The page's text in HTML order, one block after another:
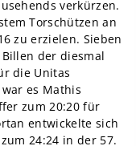
verkürzen.
Torschützen an
zu erzielen. Sieben
der diesmal
die Unitas
es Mathis
zum 20:20 für
entwickelte sich
24:24 in der 57.